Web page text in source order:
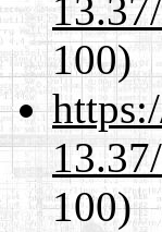
100)
100)